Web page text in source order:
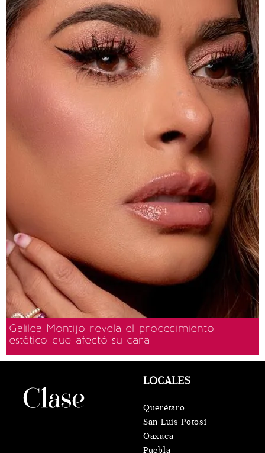
Galilea Montijo revela el procedimiento
estético que afectó su cara
LOCALES
Querétaro
San Luis Potosí
Oaxaca
Puebla